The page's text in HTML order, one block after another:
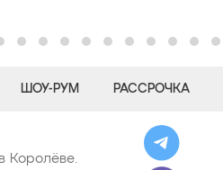
ШОУ-РУМ РАССРОЧКА
Королёве.